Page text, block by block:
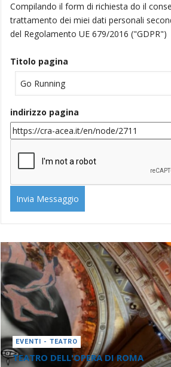
Compilando il form di richiesta do il
trattamento dei miei dati personali
del Regolamento UE 679/2016 ("GDPR")
Titolo pagina
indirizzo pagina
EVENTI - TEATRO
TEATRO DELL'OPERA DI ROMA